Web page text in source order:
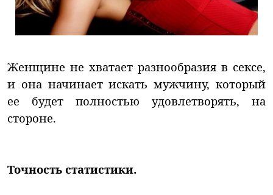
Женщине не хватает разнообразия в сексе,
и она начинает искать мужчину, который
ее будет полностью удовлетворять, на
стороне.
Точность статистики.